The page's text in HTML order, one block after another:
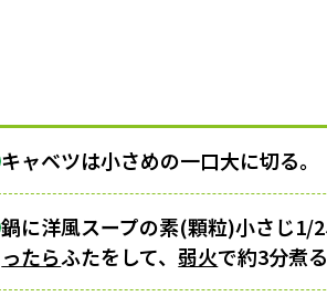
キャベツは小さめの一口大に切る。
鍋に洋風スープの素(顆粒)小さじ1/
ったらふたをして、弱火で約3分煮